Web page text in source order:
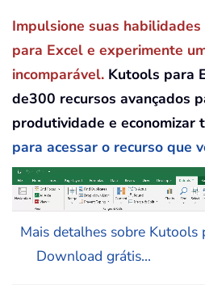
Impulsione suas
para Excel e experimente
incomparável. Kutools para
de300 recursos avançados
produtividade e economizar
para acessar o recurso que
Mais detalhes sobre Kutools
Download grátis...